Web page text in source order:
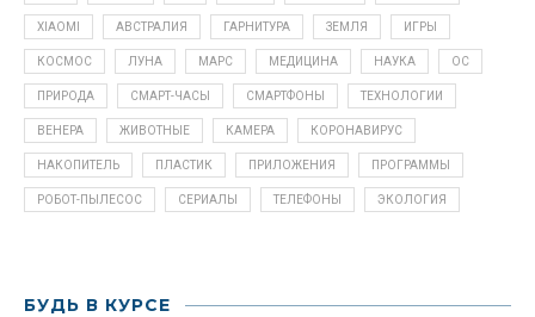
XIAOMI АВСТРАЛИЯ ГАРНИТУРА ЗЕМЛЯ ИГРЫ
КОСМОС ЛУНА МАРС МЕДИЦИНА НАУКА ОС
ПРИРОДА СМАРТ-ЧАСЫ СМАРТФОНЫ ТЕХНОЛОГИИ
ВЕНЕРА ЖИВОТНЫЕ КАМЕРА КОРОНАВИРУС
НАКОПИТЕЛЬ ПЛАСТИК ПРИЛОЖЕНИЯ ПРОГРАММЫ
РОБОТ-ПЫЛЕСОС СЕРИАЛЫ ТЕЛЕФОНЫ ЭКОЛОГИЯ
БУДЬ В КУРСЕ